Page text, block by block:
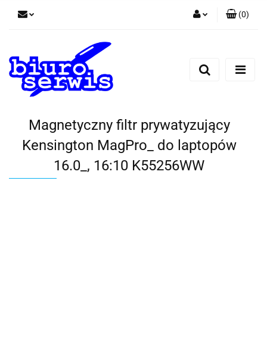
Zarejestruj się
(0)
Magnetyczny filtr prywatyzujący
Kensington MagPro_ do laptopów
16.0_, 16:10 K55256WW